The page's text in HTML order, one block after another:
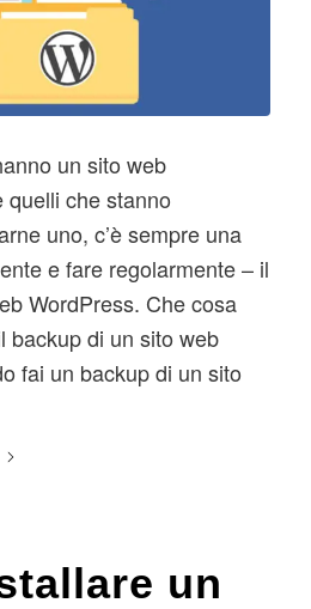
un sito web
quelli che stanno
uno, c’è sempre una
e fare regolarmente – il
WordPress. Che cosa
backup di un sito web
fai un backup di un sito
un